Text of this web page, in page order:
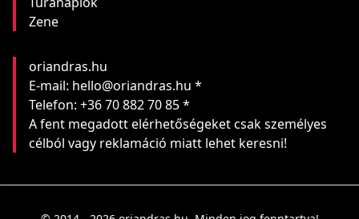
Zene
oriandras.hu
E-mail: hello@oriandras.hu *
Telefon: +36 70 882 70 85 *
A fent megadott elérhetőségeket csak személyes
célból vagy reklamáció miatt lehet keresni!